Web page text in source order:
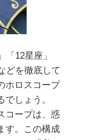
12星座」
どを徹底して
ホロスコープ
しょう。
コープは、惑
す。この構成